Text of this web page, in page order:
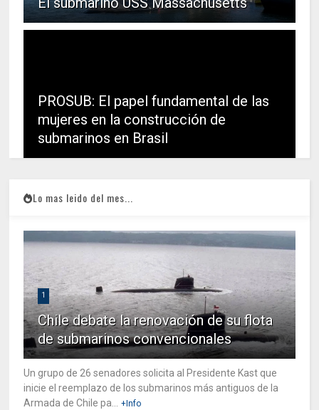
PROSUB: El papel fundamental de las
mujeres en la construcción de
submarinos en Brasil
Lo mas leido del mes...
1
Chile debate la renovación de su flota
de submarinos convencionales
Un grupo de 26 senadores solicita al Presidente Kast que
inicie el reemplazo de los submarinos más antiguos de la
Armada de Chile pa... +Info